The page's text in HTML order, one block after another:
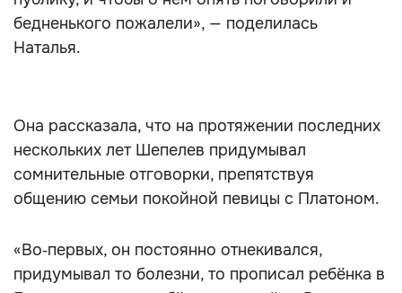
бедненького пожалели», — поделилась
Наталья.
Она рассказала, что на протяжении последних
нескольких лет Шепелев придумывал
сомнительные отговорки, препятствуя
общению семьи покойной певицы с Платоном.
«Во‑первых, он постоянно отнекивался,
придумывал то болезни, то прописал ребёнка в